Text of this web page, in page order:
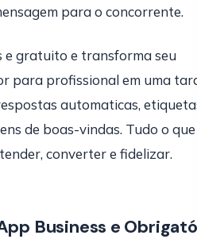
para o concorrente.
gratuito e transforma seu
para profissional em uma
automaticas,
de boas-vindas. Tudo o
converter e fidelizar.
Business e